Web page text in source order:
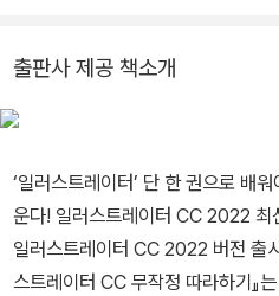
자인 총괄 업무를 수행하며, AI 시대
환경 구축에 기여하고 있다.
출판사 제공 책소개
‘일러스트레이터’ 단 한 권으로 배
운다! 일러스트레이터 CC 2022 최
일러스트레이터 CC 2022 버전 출
스트레이터 CC 무작정 따라하기』